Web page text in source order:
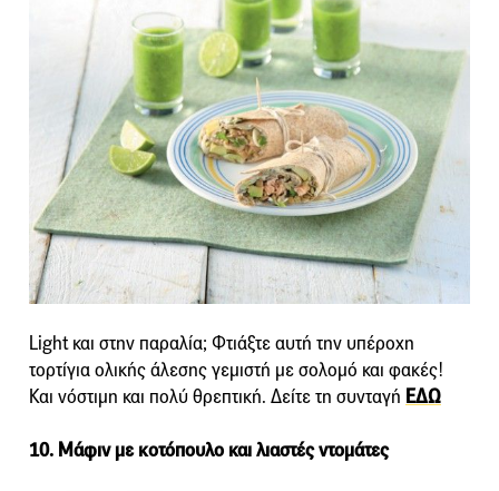
Light και στην παραλία; Φτιάξτε αυτή την υπέροχη
τορτίγια ολικής άλεσης γεμιστή με σολομό και φακές!
Και νόστιμη και πολύ θρεπτική. Δείτε τη συνταγή ΕΔΩ
10. Μάφιν με κοτόπουλο και λιαστές ντομάτες